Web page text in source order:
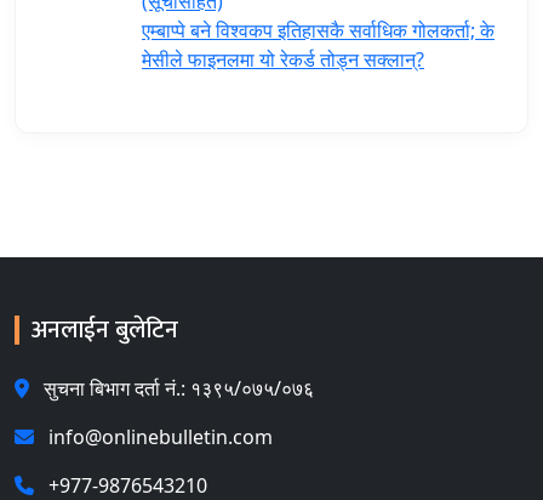
एम्बाप्पे बने विश्वकप इतिहासकै सर्वाधिक गोलकर्ता; के
मेसीले फाइनलमा यो रेकर्ड तोड्न सक्लान्?
अनलाईन बुलेटिन
सुचना बिभाग दर्ता नं.: १३९५/०७५/०७६
info@onlinebulletin.com
+977-9876543210